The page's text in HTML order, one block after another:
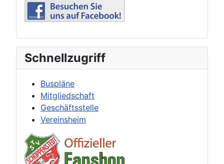
Schnellzugriff
Buspläne
Mitgliedschaft
Geschäftsstelle
Vereinsheim